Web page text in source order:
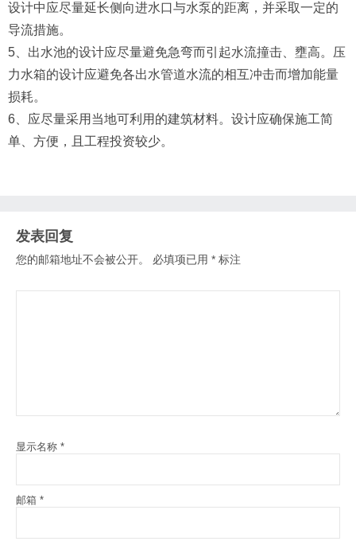
设计中应尽量延长侧向进水口与水泵的距离，并采取一定的
导流措施。
5、出水池的设计应尽量避免急弯而引起水流撞击、壅高。压
力水箱的设计应避免各出水管道水流的相互冲击而增加能量
损耗。
6、应尽量采用当地可利用的建筑材料。设计应确保施工简
单、方便，且工程投资较少。
发表回复
您的邮箱地址不会被公开。 必填项已用 * 标注
显示名称 *
邮箱 *